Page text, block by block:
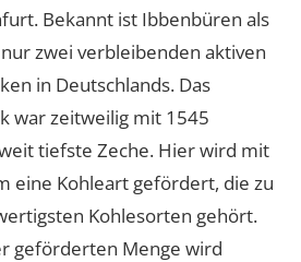
Bekannt ist Ibbenbüren als
zwei verbleibenden aktiven
in Deutschlands. Das
war zeitweilig mit 1545
tiefste Zeche. Hier wird mit
eine Kohleart gefördert, die zu
Kohlesorten gehört.
geförderten Menge wird